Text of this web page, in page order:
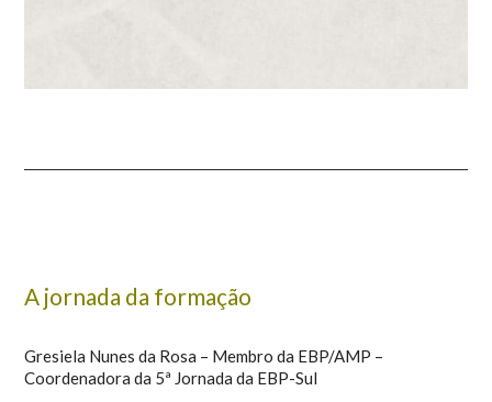
A jornada da formação
Gresiela Nunes da Rosa – Membro da EBP/AMP –
Coordenadora da 5ª Jornada da EBP-Sul